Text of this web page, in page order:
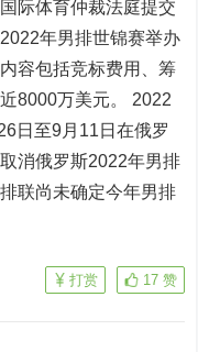
际体育仲裁法庭提交
年男排世锦赛举办
容包括竞标费用、筹
8000万美元。 2022
日至9月11日在俄罗
消俄罗斯2022年男排
联尚未确定今年男排
17 赞
打赏